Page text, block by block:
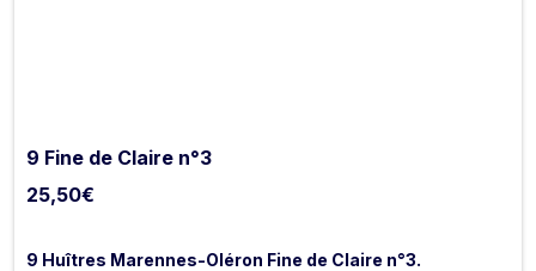
9 Fine de Claire n°3
25,50€
9 Huîtres Marennes-Oléron Fine de Claire n°3.